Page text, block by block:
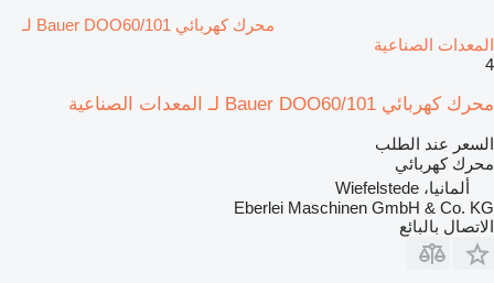
محرك كهربائي Bauer DOO60/101 لـ
المعدات الصناعية
4
محرك كهربائي Bauer DOO60/101 لـ المعدات الصناعية
السعر عند الطلب
محرك كهربائي
ألمانيا، Wiefelstede
Eberlei Maschinen GmbH & Co. KG
الاتصال بالبائع